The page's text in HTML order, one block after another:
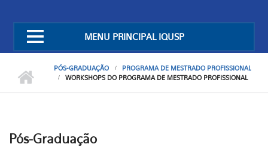
MENU PRINCIPAL IQUSP
PÓS-GRADUAÇÃO
PROGRAMA DE MESTRADO PROFISSIONAL
WORKSHOPS DO PROGRAMA DE MESTRADO PROFISSIONAL
Pós-Graduação